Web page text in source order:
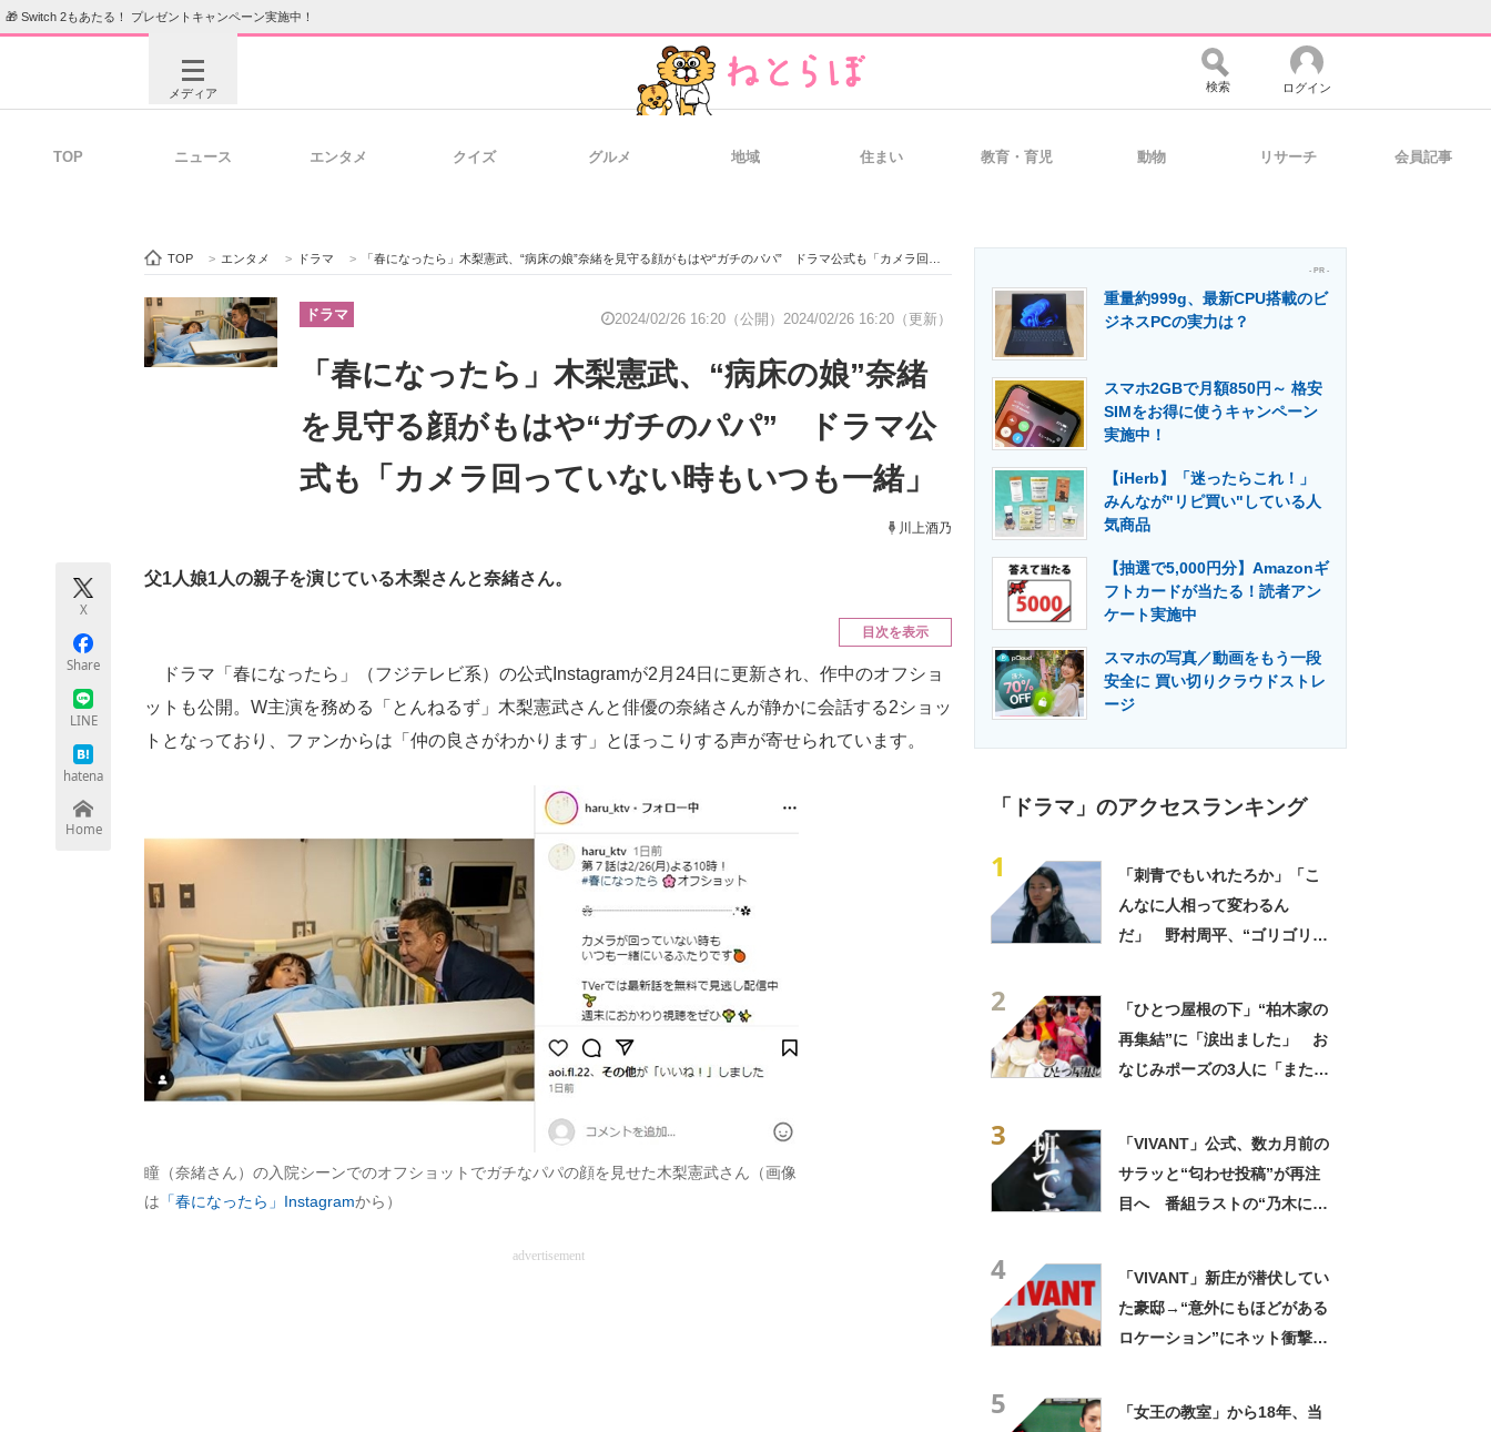
🎁 Switch 2もあたる！ プレゼントキャンペーン実施中！
メディア
ビジネスと働き方のヒント 経営リーダーのコミュニティ マーケ×ITの今がよく分かる
企業向けIT製品の総合サイト 製造業のIT導入・活用を支援
エネルギーの専門メディア 建設×テクノロジーの最前線
検索 ログイン
TOP ニュース エンタメ クイズ グルメ 地域 住まい 教育・育児 動物 リサーチ 会員記事
TOP > エンタメ > ドラマ > 「春になったら」木梨憲武、“病床の娘”奈緒を見守る顔がもはや“ガチのパパ” ドラマ公式も「カメラ回っていない時もいつも一緒」
ドラマ 2024/02/26 16:20（公開） 2024/02/26 16:20（更新）
「春になったら」木梨憲武、“病床の娘”奈緒
を見守る顔がもはや“ガチのパパ” ドラマ公
式も「カメラ回っていない時もいつも一緒」
川上酒乃
X
Share
LINE
hatena
Home
父1人娘1人の親子を演じている木梨さんと奈緒さん。
目次を表示
ドラマ「春になったら」（フジテレビ系）の公式Instagramが2月24日に更新され、作中のオフショ
ットも公開。W主演を務める「とんねるず」木梨憲武さんと俳優の奈緒さんが静かに会話する2ショッ
トとなっており、ファンからは「仲の良さがわかります」とほっこりする声が寄せられています。
瞳（奈緒さん）の入院シーンでのオフショットでガチなパパの顔を見せた木梨憲武さん（画像
は 「春になったら」Instagramから）
advertisement
- PR -
重量約999g、最新CPU搭載のビ
ジネスPCの実力は？
スマホ2GBで月額850円～ 格安
SIMをお得に使うキャンペーン
実施中！
【iHerb】「迷ったらこれ！」
みんなが"リピ買い"している人
気商品
【抽選で5,000円分】Amazonギ
フトカードが当たる！読者アン
ケート実施中
スマホの写真／動画をもう一段
安全に 買い切りクラウドストレ
ージ
「ドラマ」のアクセスランキング
1
「刺青でもいれたろか」「こ
んなに人相って変わるん
だ」 野村周平、“ゴリゴリタ
2
「ひとつ屋根の下」“柏木家の
再集結”に「涙出ました」 お
なじみポーズの3人に「また見
3
「VIVANT」公式、数カ月前の
サラッと“匂わせ投稿”が再注
目へ 番組ラストの“乃木にら
4
「VIVANT」新庄が潜伏してい
た豪邸→“意外にもほどがある
ロケーション”にネット衝撃
5
「女王の教室」から18年、当